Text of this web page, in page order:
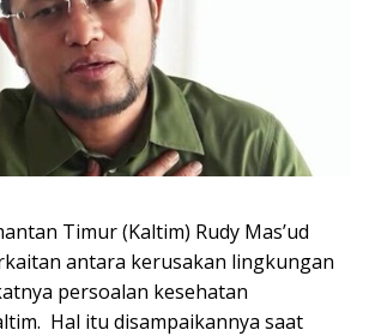
Timur (Kaltim) Rudy Mas’ud
antara kerusakan lingkungan
persoalan kesehatan
Hal itu disampaikannya saat